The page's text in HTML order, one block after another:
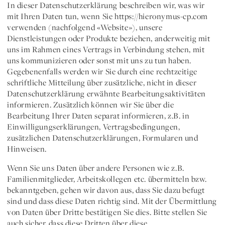
In dieser Datenschutzerklärung beschreiben wir, was wir
mit Ihren Daten tun, wenn Sie https://hieronymus-cp.com
verwenden (nachfolgend«Website»), unsere
Dienstleistungen oder Produkte beziehen, anderweitig mit
uns im Rahmen eines Vertrags in Verbindung stehen, mit
uns kommunizieren oder sonst mit uns zu tun haben.
Gegebenenfalls werden wir Sie durch eine rechtzeitige
schriftliche Mitteilung über zusätzliche, nicht in dieser
Datenschutzerklärung erwähnte Bearbeitungsaktivitäten
informieren. Zusätzlich können wir Sie über die
Bearbeitung Ihrer Daten separat informieren, z.B. in
Einwilligungserklärungen, Vertragsbedingungen,
zusätzlichen Datenschutzerklärungen, Formularen und
Hinweisen.
Wenn Sie uns Daten über andere Personen wie z.B.
Familienmitglieder, Arbeitskollegen etc. übermitteln bzw.
bekanntgeben, gehen wir davon aus, dass Sie dazu befugt
sind und dass diese Daten richtig sind. Mit der Übermittlung
von Daten über Dritte bestätigen Sie dies. Bitte stellen Sie